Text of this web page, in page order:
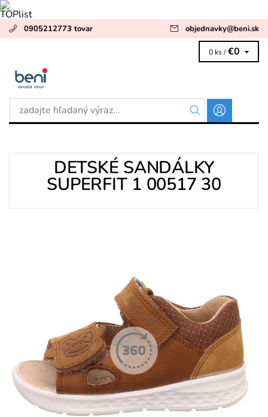
0905212773 tovar objednavky@beni.sk
0 ks / €0
DETSKÉ SANDÁLKY
SUPERFIT 1 00517 30